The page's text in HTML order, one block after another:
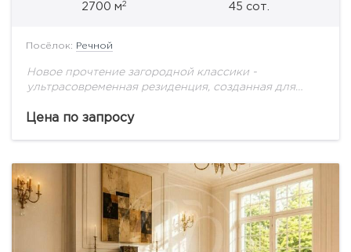
2700 м2 45 сот.
Посёлок: Речной
Новое прочтение загородной классики -
ультрасовременная резиденция, созданная для
Цена по запросу